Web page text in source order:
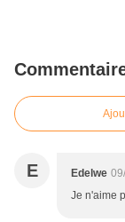
E Edelwe
Je n'aime